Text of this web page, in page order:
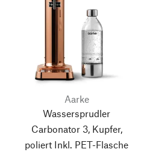
Aarke
Wassersprudler
Carbonator 3, Kupfer,
poliert Inkl. PET-Flasche